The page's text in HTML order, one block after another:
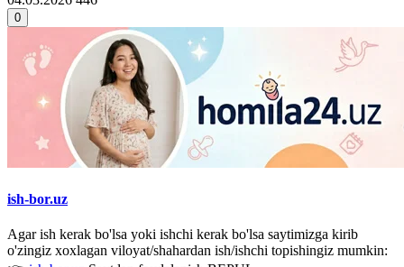
0
ish-bor.uz
Agar ish kerak bo'lsa yoki ishchi kerak bo'lsa saytimizga kirib
o'zingiz xoxlagan viloyat/shahardan ish/ishchi topishingiz mumkin: